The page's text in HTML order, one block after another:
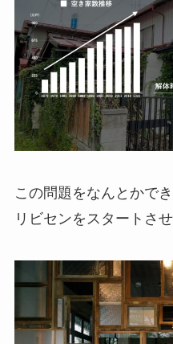
この問題をなんとかで
リビセンをスタートさせ